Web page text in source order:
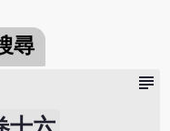
尋
subject